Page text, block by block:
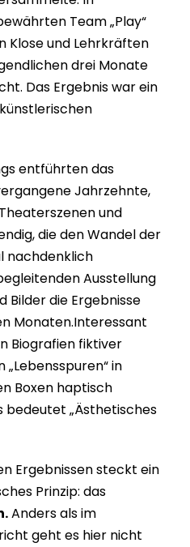
Team „Play“
Klose und Lehrkräften
drei Monate
Das Ergebnis war ein
entführten das
Jahrzehnte,
und
die den Wandel der
nachdenklich
Ausstellung
Bilder die Ergebnisse
Monaten.Interessant
Biografien fiktiver
in
Boxen haptisch
bedeutet „Ästhetisches
Ergebnissen steckt ein
Prinzip: das
Anders als im
geht es hier nicht